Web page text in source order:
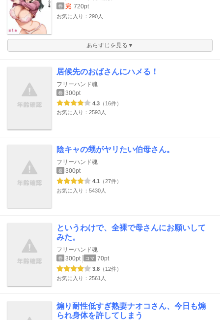
巻 完 720pt
お気に入り：290人
あらすじを見る▼
居候先のおばさんにハメる！
フリーハンド魂
巻 300pt
4.3 （16件）
お気に入り：2593人
陰キャの甥がヤリたい伯母さん。
フリーハンド魂
巻 300pt
4.1 （27件）
お気に入り：5430人
というわけで、全裸で母さんにお願いして
みた。
フリーハンド魂
巻 300pt コマ 70pt
3.8 （12件）
お気に入り：2561人
煽り耐性低すぎ熟妻ナオコさん、今日も煽
られ身体を許してしまう